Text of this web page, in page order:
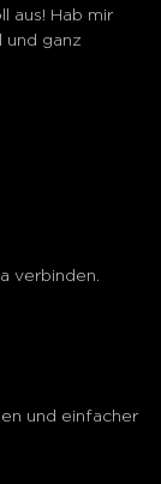
aus! Hab mir
und ganz
verbinden.
und einfacher